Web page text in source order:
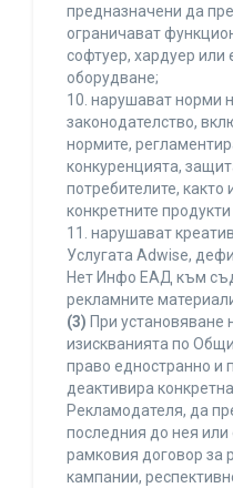
предназначени да
ограничават
софтуер, хардуер
оборудване;
10. нарушават норми
законодателство,
нормите,
конкуренцията,
потребителите,
конкретните
11. нарушават
Услугата Adwise,
Нет Инфо ЕАД към
рекламните
(3) При установяване
изискванията по
право едностранно и
деактивира
Рекламодателя, да
последния до нея
рамковия договор за
кампании,